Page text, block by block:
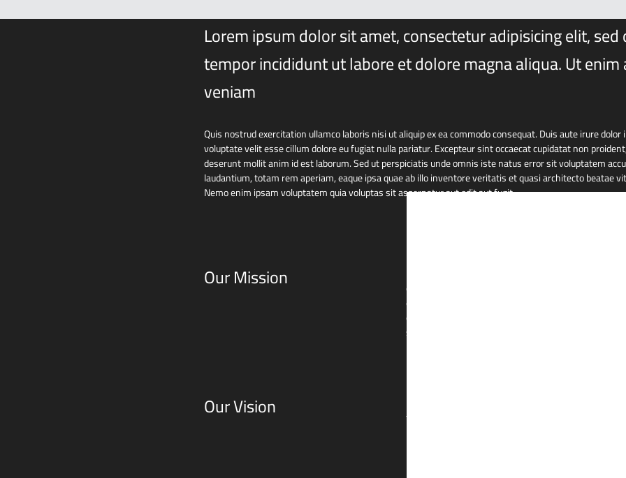
Lorem ipsum dolor sit amet, consectetur adipisicing elit,
tempor incididunt ut labore et dolore magna aliqua. Ut
veniam
Quis nostrud exercitation ullamco laboris nisi ut aliquip ex ea commodo consequat. Duis aute irure
voluptate velit esse cillum dolore eu fugiat nulla pariatur. Excepteur sint occaecat cupidatat non
deserunt mollit anim id est laborum. Sed ut perspiciatis unde omnis iste natus error sit voluptatem
laudantium, totam rem aperiam, eaque ipsa quae ab illo inventore veritatis et quasi architecto beatae
Nemo enim ipsam voluptatem quia voluptas sit aspernatur aut odit aut fugit
Our Mission
deserunt mollit anim id est laborum. Sed ut
error sit voluptatem accusantium doloremque
eaque ipsa quae ab illo inventore veritatis et quasi
sunt explicabo.
Our Vision
fugiat nulla pariatur. Excepteur sint occaecat cupidatat